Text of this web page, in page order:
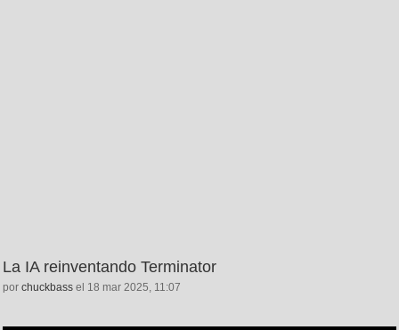
La IA reinventando Terminator
por chuckbass el 18 mar 2025, 11:07